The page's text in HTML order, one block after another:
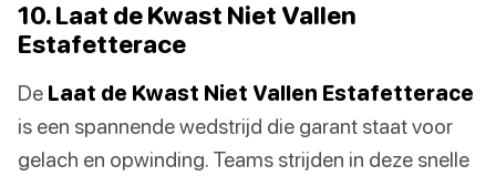
10. Laat de Kwast Niet Vallen
Estafetterace
De Laat de Kwast Niet Vallen Estafetterace
is een spannende wedstrijd die garant staat voor
gelach en opwinding. Teams strijden in deze snelle